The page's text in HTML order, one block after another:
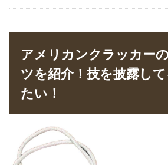
アメリカンクラッカー
ツを紹介！技を披露し
たい！